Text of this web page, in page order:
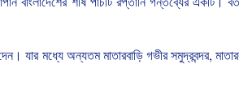
যার মধ্যে অন্যতম মাতারবাড়ি গভীর সমুদ্রবন্দর,